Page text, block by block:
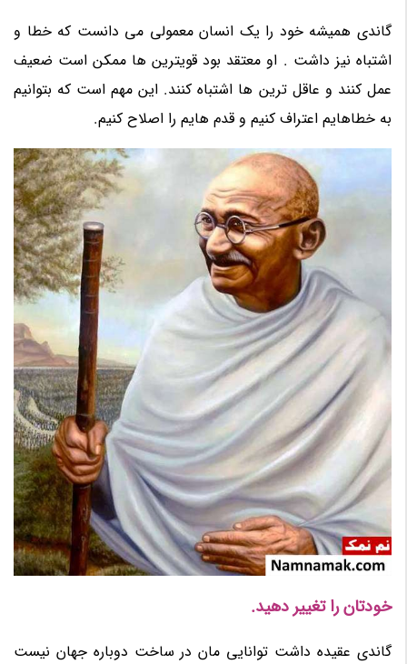
گاندی همیشه خود را یک انسان معمولی می دانست که خطا و
اشتباه نیز داشت . او معتقد بود قویترین ها ممکن است ضعیف
عمل کنند و عاقل ترین ها اشتباه کنند. این مهم است که بتوانیم
به خطاهایم اعتراف کنیم و قدم هایم را اصلاح کنیم.
خودتان را تغییر دهید.
گاندی عقیده داشت توانایی مان در ساخت دوباره جهان نیست